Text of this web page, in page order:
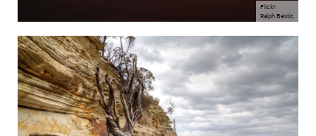
Flickr:
Ralph Bestic